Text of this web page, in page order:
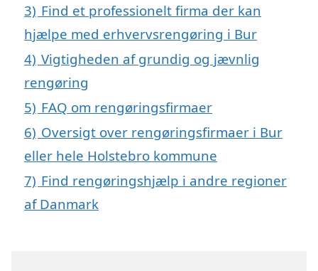
3) Find et professionelt firma der kan
hjælpe med erhvervsrengøring i Bur
4) Vigtigheden af grundig og jævnlig
rengøring
5) FAQ om rengøringsfirmaer
6) Oversigt over rengøringsfirmaer i Bur
eller hele Holstebro kommune
7) Find rengøringshjælp i andre regioner
af Danmark